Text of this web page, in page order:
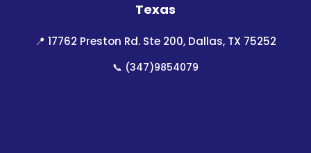
Texas
📍 17762 Preston Rd. Ste 200, Dallas, TX 75252
📞 (347)9854079